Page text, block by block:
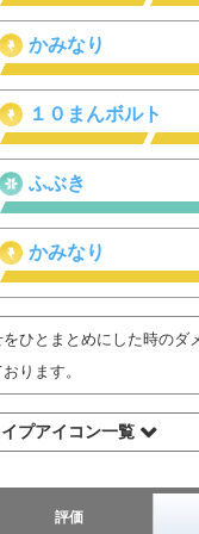
かみなり
１０まんボルト
ふぶき
かみなり
ひとまとめにした時のダ
ります。
プアイコン一覧
評価